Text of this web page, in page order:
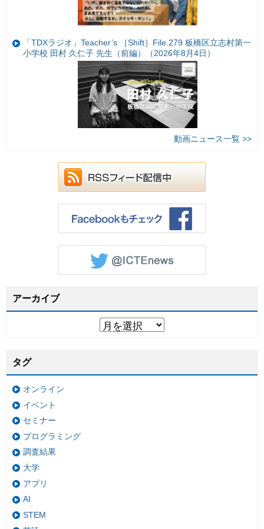
「TDXラジオ」Teacher’s ［Shift］File.279 板橋区立志村第一
小学校 田村 久仁子 先生（前編）（2026年8月4日）
動画ニュース一覧 >>
アーカイブ
タグ
オンライン
イベント
セミナー
プログラミング
調査結果
大学
アプリ
AI
STEM